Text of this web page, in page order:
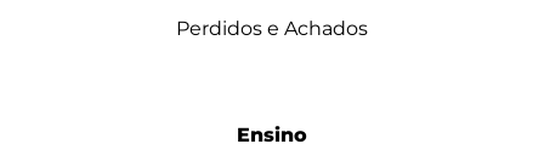
Perdidos e Achados
Ensino